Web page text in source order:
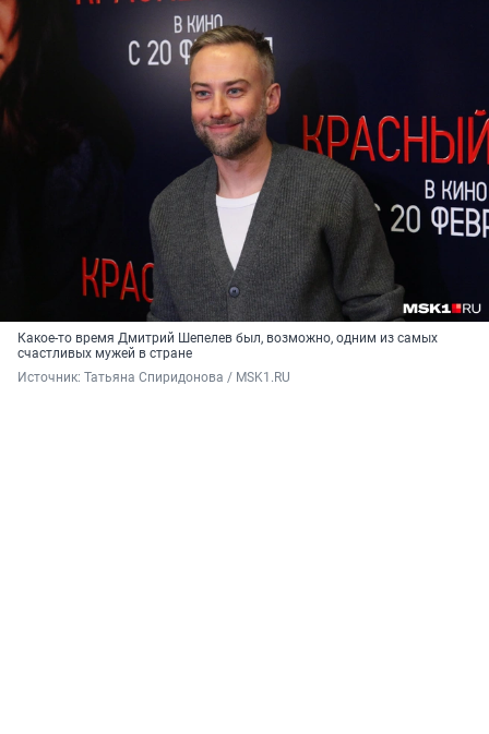
Какое-то время Дмитрий Шепелев был, возможно, одним из самых
счастливых мужей в стране
Источник: Татьяна Спиридонова / MSK1.RU